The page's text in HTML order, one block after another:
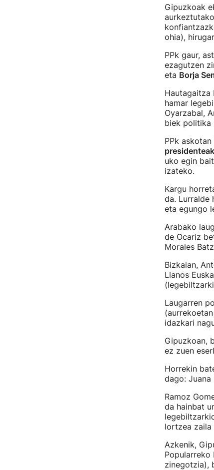
Gipuzkoak
ohia),
PPk gaur,
ezagutzen
eta Borja
Hautagaitza
hamar
Oyarzabal,
biek politika
PPk
uko egin
izateko.
Kargu
da. Lurralde
eta egungo
Arabako
de Ocariz
Morales
Bizkaian,
Llanos
Laugarren
idazkari
Gipuzkoan,
ez zuen
Horrekin
dago: Juana
Ramoz
da hainbat
lortzea zaila
Azkenik,
Popularreko
zinegotzia),